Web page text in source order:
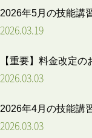
2026年5月の技能講
2026.03.19
【重要】料金改定の
2026.03.03
2026年4月の技能講
2026.03.03